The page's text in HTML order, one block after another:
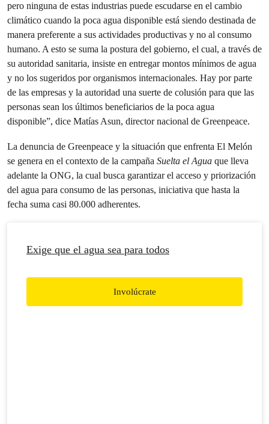
pero ninguna de estas industrias puede escudarse en el cambio
climático cuando la poca agua disponible está siendo destinada de
manera preferente a sus actividades productivas y no al consumo
humano. A esto se suma la postura del gobierno, el cual, a través de
su autoridad sanitaria, insiste en entregar montos mínimos de agua
y no los sugeridos por organismos internacionales. Hay por parte
de las empresas y la autoridad una suerte de colusión para que las
personas sean los últimos beneficiarios de la poca agua
disponible”, dice Matías Asun, director nacional de Greenpeace.
La denuncia de Greenpeace y la situación que enfrenta El Melón
se genera en el contexto de la campaña Suelta el Agua que lleva
adelante la ONG, la cual busca garantizar el acceso y priorización
del agua para consumo de las personas, iniciativa que hasta la
fecha suma casi 80.000 adherentes.
Exige que el agua sea para todos
Involúcrate